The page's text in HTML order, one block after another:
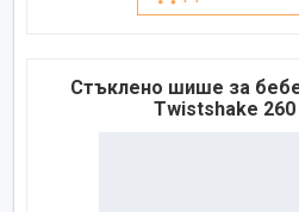
Стъклено шише за
Twistshake